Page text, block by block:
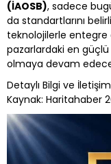
(İAOSB), sadece
da standartlarını
teknolojilerle entegre
pazarlardaki en
olmaya devam
Detaylı Bilgi ve
Kaynak: Haritahaber